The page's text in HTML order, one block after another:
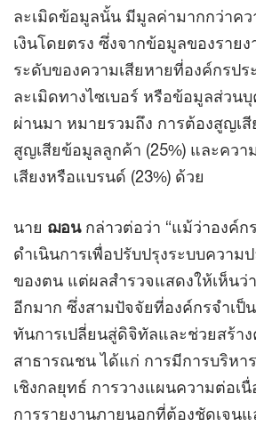
ละเมิดข้อมูลนั้น มีมูลค่ามากกว่าคว
เงินโดยตรง ซึ่งจากข้อมูลของราย
ระดับของความเสียหายที่องค์กรปร
ละเมิดทางไซเบอร์ หรือข้อมูลส่วน
ผ่านมา หมายรวมถึง การต้องสูญเสี
สูญเสียข้อมูลลูกค้า (25%) และควา
เสียงหรือแบรนด์ (23%) ด้วย
นาย ฌอน กล่าวต่อว่า “แม้ว่าองค์ก
ดำเนินการเพื่อปรับปรุงระบบความ
ของตน แต่ผลสำรวจแสดงให้เห็นว่
อีกมาก ซึ่งสามปัจจัยที่องค์กรจำเป็
ทันการเปลี่ยนสู่ดิจิทัลและช่วยสร้าง
สาธารณชน ได้แก่ การมีการบริหา
เชิงกลยุทธ์ การวางแผนความต่อเ
การรายงานภายนอกที่ต้องชัดเจนแ